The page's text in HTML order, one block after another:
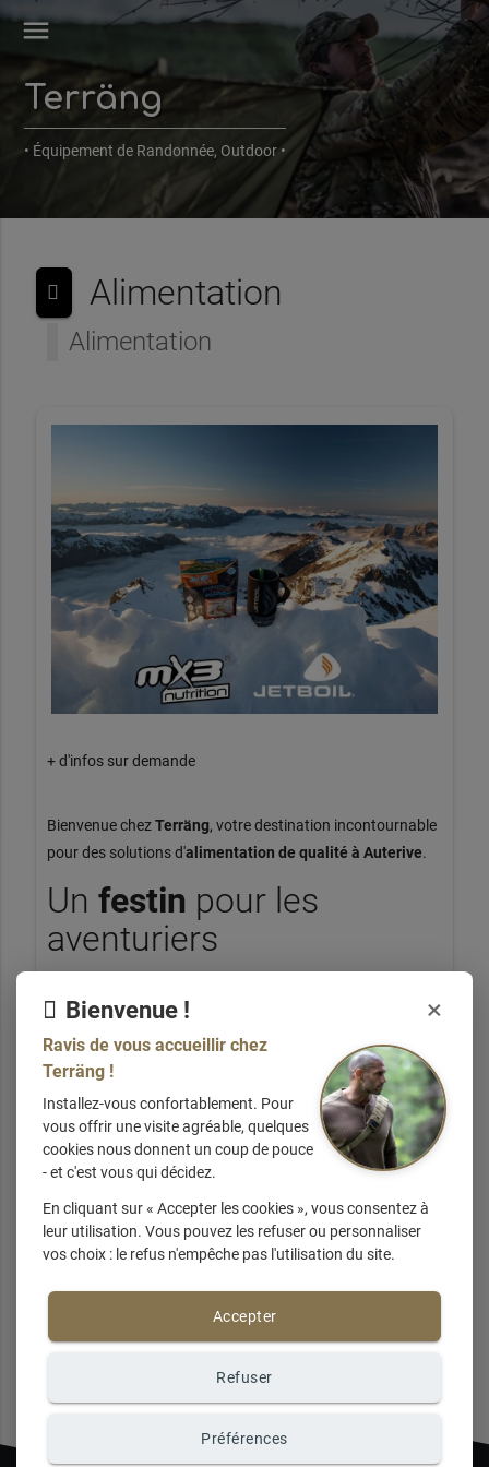
menu
Terräng
• Équipement de Randonnée, Outdoor •
Alimentation
Alimentation
+ d'infos sur demande
Bienvenue chezTerräng, votre destination incontournable
pour des solutions d'alimentation de qualité à Auterive.
Unfestin pour les
aventuriers
comprenant desrepas déshydratés MX3, des réchauds
Jetboil, et une gamme variée d'accessoires pour les
repas, tous méticuleusement choisis pour leur praticité,
leur saveur exceptionnelle, et leur capacité à satisfaire vos
besoins dans toutes les situations.
Unecollection éclectique
à explorer
Explorez notre collection variée, comprenant desrepas
pour une cuisine en plein air efficace, et une
gamme d'accessoires soigneusement sélectionnés. Avec
[ en savoir plus ]
Bienvenue ! ×
Ravis de vous accueillir chez
Terräng !
Installez-vous confortablement. Pour
vous offrir une visite agréable, quelques
cookies nous donnent un coup de pouce
- et c'est vous qui décidez.
En cliquant sur « Accepter les cookies », vous consentez à
leur utilisation. Vous pouvez les refuser ou personnaliser
vos choix : le refus n'empêche pas l'utilisation du site.
Accepter
Refuser
Préférences